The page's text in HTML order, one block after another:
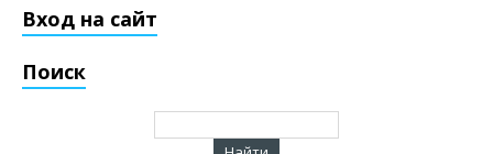
Вход на сайт
Поиск